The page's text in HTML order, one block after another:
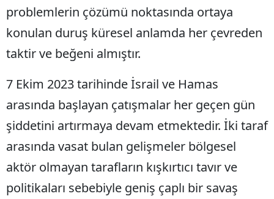
problemlerin çözümü noktasında ortaya
konulan duruş küresel anlamda her çevreden
taktir ve beğeni almıştır.
7 Ekim 2023 tarihinde İsrail ve Hamas
arasında başlayan çatışmalar her geçen gün
şiddetini artırmaya devam etmektedir. İki taraf
arasında vasat bulan gelişmeler bölgesel
aktör olmayan tarafların kışkırtıcı tavır ve
politikaları sebebiyle geniş çaplı bir savaş